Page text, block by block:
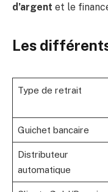
d’argent et le
Les
Type de retrait
Guichet bancaire
Distributeur
automatique